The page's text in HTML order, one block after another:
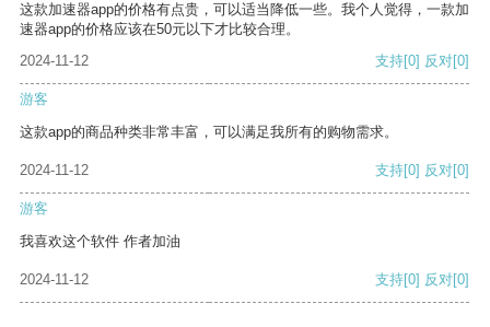
这款加速器app的价格有点贵，可以适当降低一些。我个人觉得，一款加
速器app的价格应该在50元以下才比较合理。
2024-11-12
支持[0] 反对[0]
游客
这款app的商品种类非常丰富，可以满足我所有的购物需求。
2024-11-12 支持[0] 反对[0]
游客
我喜欢这个软件 作者加油
2024-11-12 支持[0] 反对[0]